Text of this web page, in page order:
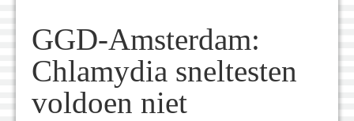
GGD-Amsterdam:
Chlamydia sneltesten
voldoen niet